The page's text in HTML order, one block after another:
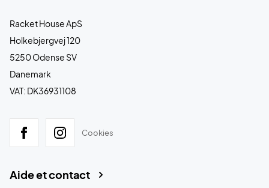
Racket House ApS
Holkebjergvej 120
5250 Odense SV
Danemark
VAT: DK36931108
Cookies
Aide et contact